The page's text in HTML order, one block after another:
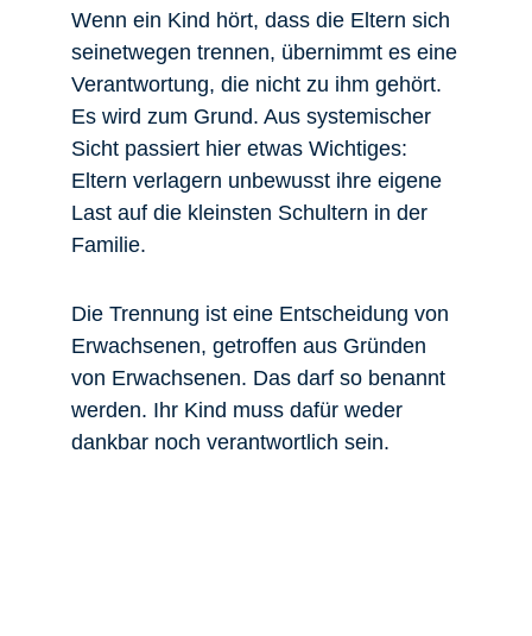
Wenn ein Kind hört, dass die Eltern sich
seinetwegen trennen, übernimmt es eine
Verantwortung, die nicht zu ihm gehört.
Es wird zum Grund. Aus systemischer
Sicht passiert hier etwas Wichtiges:
Eltern verlagern unbewusst ihre eigene
Last auf die kleinsten Schultern in der
Familie.
Die Trennung ist eine Entscheidung von
Erwachsenen, getroffen aus Gründen
von Erwachsenen. Das darf so benannt
werden. Ihr Kind muss dafür weder
dankbar noch verantwortlich sein.